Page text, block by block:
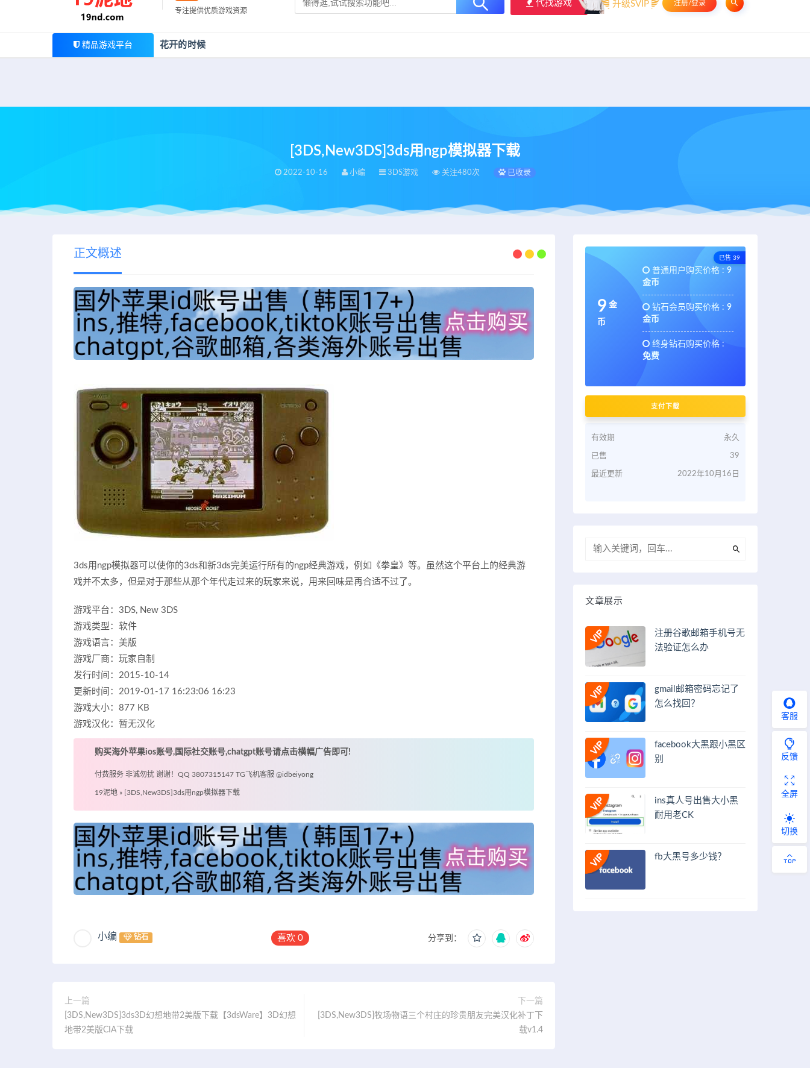
欢迎您光临19泥地，本站一家大型游戏资源整合站，为广大用户提供最新、最优质的资源下载！ 热门标签 资源专题 资源存档
专注提供优质游戏资源
代找游戏 升级SVIP 注册/登录
精品游戏平台 花开的时候
[3DS,New3DS]3ds用ngp模拟器下载
2022-10-16 小编 3DS游戏 关注480次 已收录
正文概述
3ds用ngp模拟器可以使你的3ds和新3ds完美运行所有的ngp经典游戏，例如《拳皇》等。虽然这个平台上的经典游
戏并不太多，但是对于那些从那个年代走过来的玩家来说，用来回味是再合适不过了。
游戏平台：3DS, New 3DS
游戏类型：软件
游戏语言：美版
游戏厂商：玩家自制
发行时间：2015-10-14
更新时间：2019-01-17 16:23:06 16:23
游戏大小：877 KB
游戏汉化：暂无汉化
购买海外苹果ios账号,国际社交账号,chatgpt账号请点击横幅广告即可!
付费服务 非诚勿扰 谢谢！QQ 3807315147 TG飞机客服 @idbeiyong
19泥地 » [3DS,New3DS]3ds用ngp模拟器下载
小编 钻石 喜欢0 分享到：
上一篇
[3DS,New3DS]3ds3D幻想地带2美版下载【3dsWare】3D幻想
地带2美版CIA下载
下一篇
[3DS,New3DS]牧场物语三个村庄的珍贵朋友完美汉化补丁下
载v1.4
已售 39
9 金
币
普通用户购买价格 : 9
金币
钻石会员购买价格 : 9
金币
终身钻石购买价格 :
免费
支付下载
有效期 永久
已售 39
最近更新 2022年10月16日
文章展示
注册谷歌邮箱手机号无
法验证怎么办
gmail邮箱密码忘记了
怎么找回？
facebook大黑跟小黑区
别
ins真人号出售大小黑
耐用老CK
fb大黑号多少钱？
客服
反馈
全屏
切换